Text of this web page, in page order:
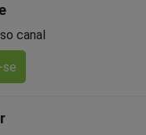
canal
se